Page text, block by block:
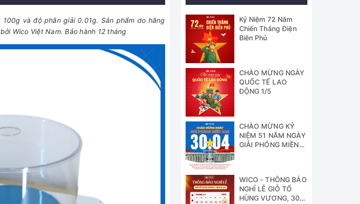
và độ phân giải 0.01g. Sản phẩm do hãng
Wico Việt Nam. Bảo hành 12 tháng
Kỷ Niệm 72 Năm
Chiến Thắng Điện
Biên Phủ
CHÀO MỪNG NGÀY
QUỐC TẾ LAO
ĐỘNG 1/5
CHÀO MỪNG KỶ
NIỆM 51 NĂM NGÀY
GIẢI PHÓNG MIỀN
WICO - THÔNG BÁO
NGHỈ LỄ GIỖ TỔ
HÙNG VƯƠNG, 30/4